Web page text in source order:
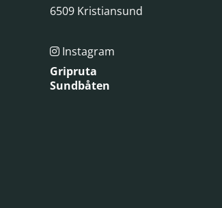
6509 Kristiansund
 Instagram
Gripruta
Sundbåten